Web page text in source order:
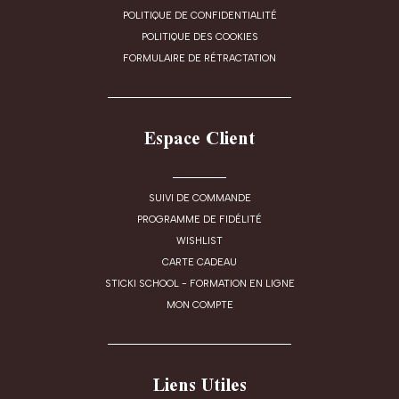
POLITIQUE DE CONFIDENTIALITÉ
POLITIQUE DES COOKIES
FORMULAIRE DE RÉTRACTATION
Espace Client
SUIVI DE COMMANDE
PROGRAMME DE FIDÉLITÉ
WISHLIST
CARTE CADEAU
STICKI SCHOOL - FORMATION EN LIGNE
MON COMPTE
Liens Utiles